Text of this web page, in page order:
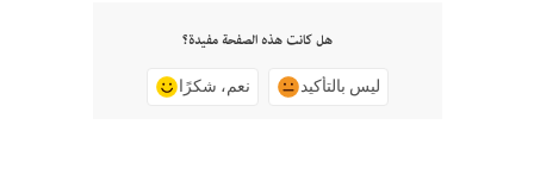
هل كانت هذه الصفحة مفيدة؟
نعم، شكرًا ليس بالتأكيد